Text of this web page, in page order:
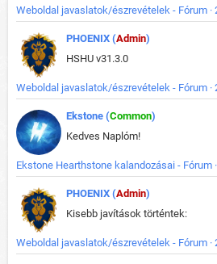
Weboldal javaslatok/észrevételek - Fórum ·
PHOENIX (Admin)
HSHU v31.3.0
Weboldal javaslatok/észrevételek - Fórum ·
Ekstone (Common)
Kedves Naplóm!
Ekstone Hearthstone kalandozásai - Fórum
PHOENIX (Admin)
Kisebb javítások történtek:
Weboldal javaslatok/észrevételek - Fórum ·